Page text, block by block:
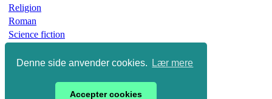
Denne side anvender cookies. Lær mere
Accepter cookies
Religion
Roman
Science fiction
Slægtsbøger
Undervisning